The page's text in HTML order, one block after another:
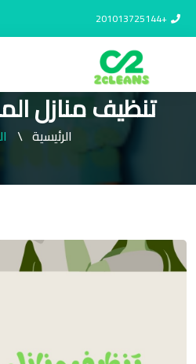
+201013725144
تنظيف منازل
الرئيسية